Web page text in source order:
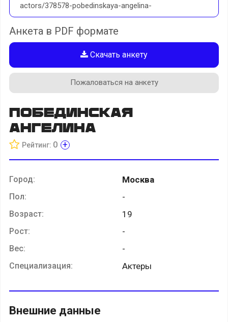
actors/378578-pobedinskaya-angelina-
Анкета в PDF формате
Скачать анкету
Пожаловаться на анкету
Побединская
Ангелина
Рейтинг: 0 +
Город: Москва
Пол: -
Возраст: 19
Рост: -
Вес: -
Специализация: Актеры
Внешние данные